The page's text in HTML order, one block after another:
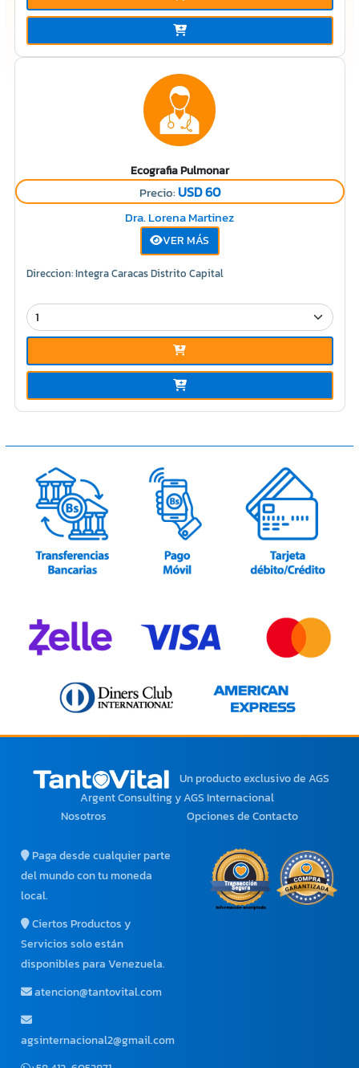
Ecografia Pulmonar
Precio: USD 60
Dra. Lorena Martinez
VER MÁS
Direccion: Integra Caracas Distrito Capital
Un producto exclusivode AGS
Argent Consulting y AGS Internacional
Nosotros
Opciones de Contacto
Paga desde cualquier parte
del mundo con tu moneda
local.
Ciertos Productos y
Servicios solo están
disponibles para Venezuela.
atencion@tantovital.com
agsinternacional2@gmail.com